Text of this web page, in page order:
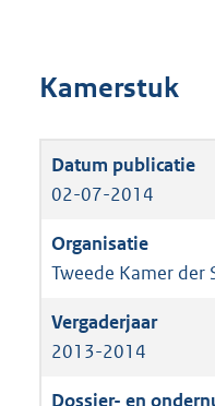
Kamerstuk
02-07-2014
Tweede Kamer der
2013-2014